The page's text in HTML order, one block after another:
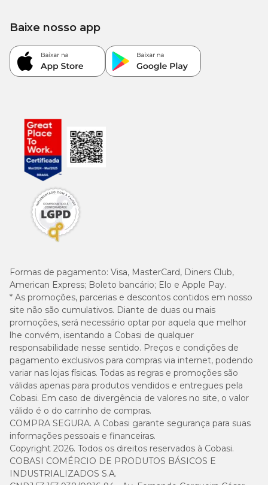
Formas de pagamento: Visa, MasterCard, Diners Club,
American Express; Boleto bancário; Elo e Apple Pay.
* As promoções, parcerias e descontos contidos em nosso
site não são cumulativos. Diante de duas ou mais
promoções, será necessário optar por aquela que melhor
lhe convém, isentando a Cobasi de qualquer
responsabilidade nesse sentido. Preços e condições de
pagamento exclusivos para compras via internet, podendo
variar nas lojas físicas. Todas as regras e promoções são
válidas apenas para produtos vendidos e entregues pela
Cobasi. Em caso de divergência de valores no site, o valor
válido é o do carrinho de compras.
COMPRA SEGURA. A Cobasi garante segurança para suas
informações pessoais e financeiras.
Copyright 2026. Todos os direitos reservados à Cobasi.
COBASI COMÉRCIO DE PRODUTOS BÁSICOS E
INDUSTRIALIZADOS S.A.
Baixe nosso app